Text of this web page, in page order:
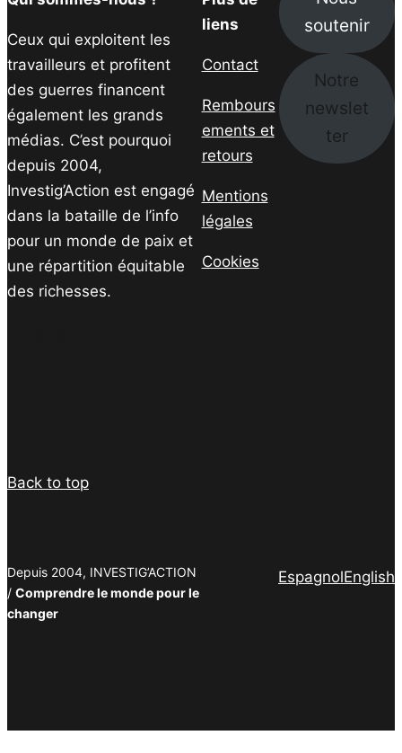
Ceux qui exploitent les
travailleurs et profitent
des guerres financent
également les grands
médias. C’est pourquoi
depuis 2004,
Investig’Action est engagé
dans la bataille de l’info
pour un monde de paix et
une répartition équitable
des richesses.
liens
Contact
Rembours
ements et
retours
Mentions
légales
Cookies
soutenir
Notre
newslet
ter
Back to top
Depuis 2004, INVESTIG’ACTION
/ Comprendre le monde pour le
changer
EspagnolEnglish